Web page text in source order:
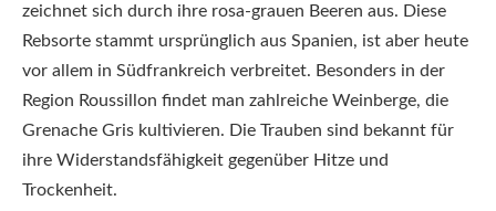
zeichnet sich durch ihre rosa-grauen Beeren aus. Diese
Rebsorte stammt ursprünglich aus Spanien, ist aber heute
vor allem in Südfrankreich verbreitet. Besonders in der
Region Roussillon findet man zahlreiche Weinberge, die
Grenache Gris kultivieren. Die Trauben sind bekannt für
ihre Widerstandsfähigkeit gegenüber Hitze und
Trockenheit.